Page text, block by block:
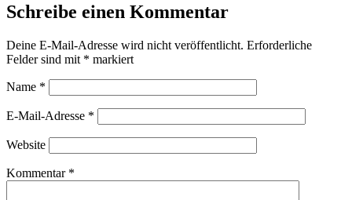
Schreibe einen Kommentar
Deine E-Mail-Adresse wird nicht veröffentlicht. Erforderliche
Felder sind mit * markiert
Name *
E-Mail-Adresse *
Website
Kommentar *